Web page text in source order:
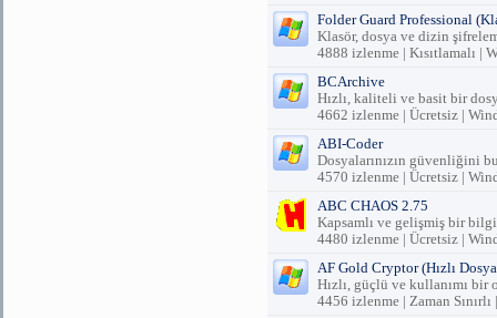
Folder Guard Professional
Klasör, dosya ve dizin
4888 izlenme | Kısıtlamalı |
BCArchive
Hızlı, kaliteli ve basit bir
4662 izlenme | Ücretsiz |
ABI-Coder
Dosyalarınızın güvenliğini
4570 izlenme | Ücretsiz |
ABC CHAOS 2.75
Kapsamlı ve gelişmiş bir bilgi
4480 izlenme | Ücretsiz |
AF Gold Cryptor (Hızlı
Hızlı, güçlü ve kullanımı bir
4456 izlenme | Zaman